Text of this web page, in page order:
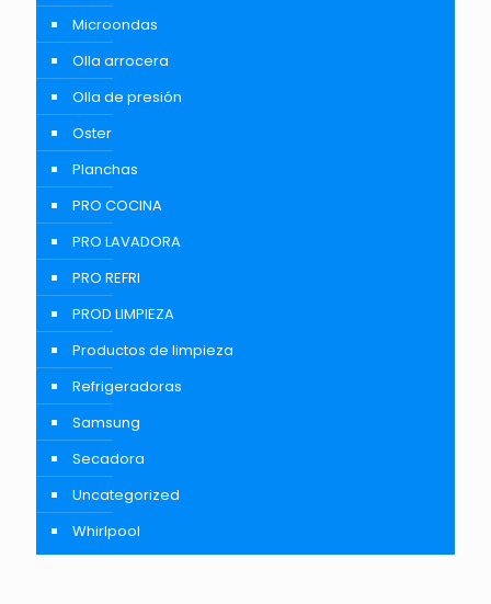
Microondas
Olla arrocera
Olla de presión
Oster
Planchas
PRO COCINA
PRO LAVADORA
PRO REFRI
PROD LIMPIEZA
Productos de limpieza
Refrigeradoras
Samsung
Secadora
Uncategorized
Whirlpool